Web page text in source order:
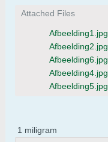
Attached Files
Afbeelding1.jpg
Afbeelding2.jpg
Afbeelding6.jpg
Afbeelding4.jpg
Afbeelding5.jpg
1 miligram